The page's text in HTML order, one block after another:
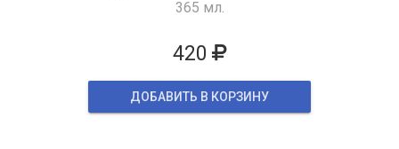
365 мл.
420
ДОБАВИТЬ В КОРЗИНУ